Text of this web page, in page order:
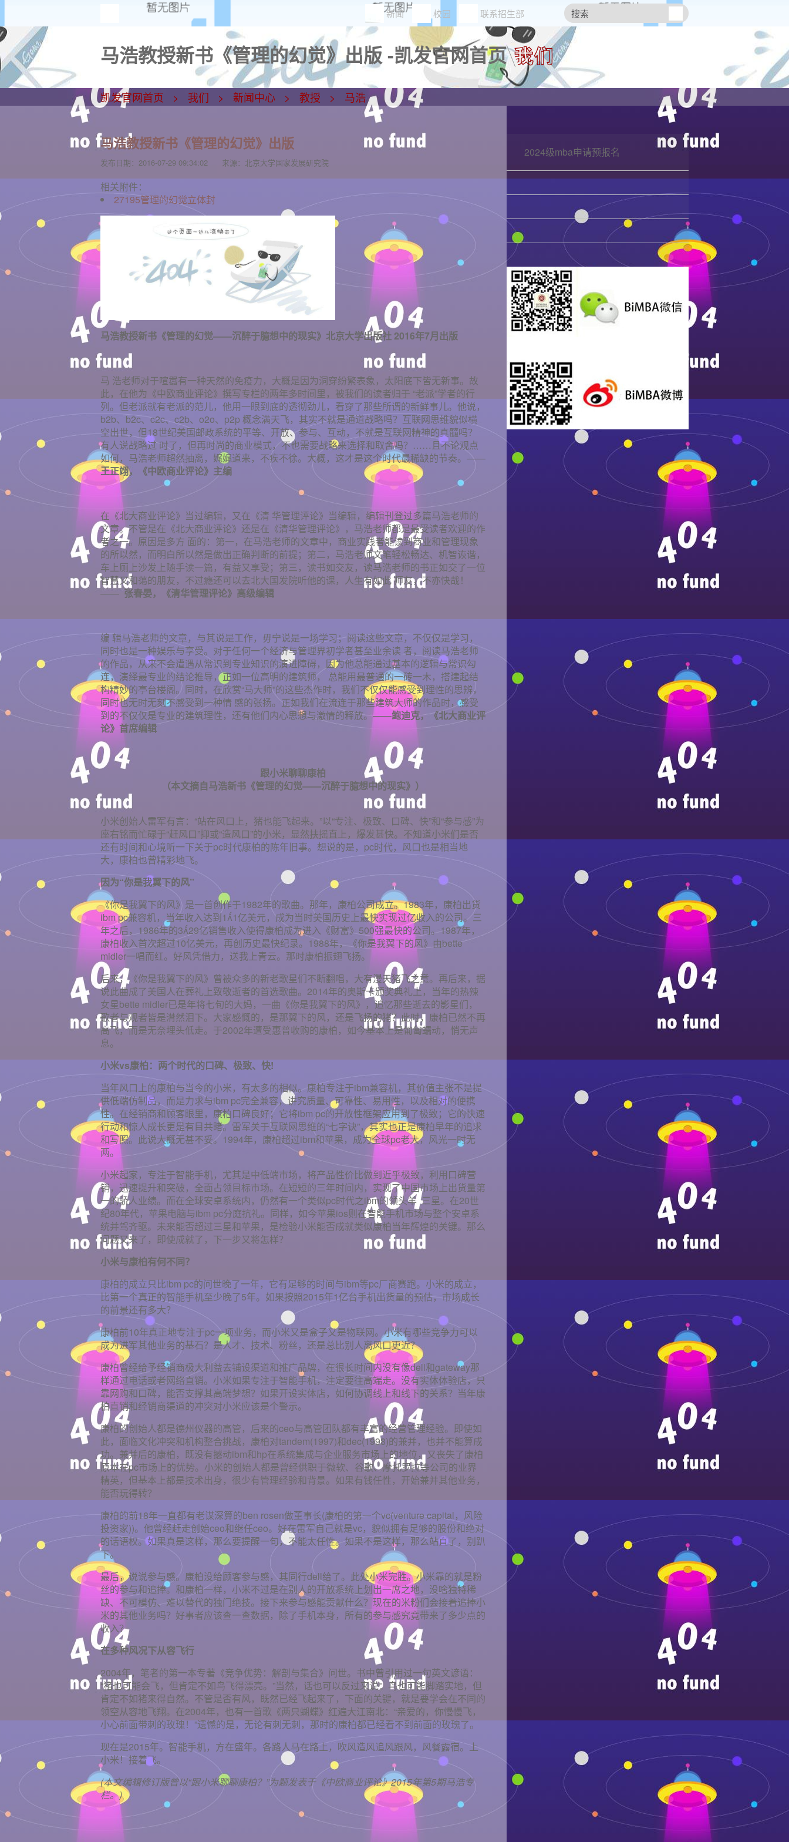
新闻 校园 联系招生部
马浩教授新书《管理的幻觉》出版 -凯发官网首页
凯发官网首页 我们 新闻中心 教授 马浩
马浩教授新书《管理的幻觉》出版
发布日期： 2016-07-29 09:34:02 来源： 北京大学国家发展研究院
相关附件：
27195管理的幻觉立体封
马浩教授新书《管理的幻觉——沉醉于臆想中的现实》北京大学出版社 2016年7月出版
马 浩老师对于喧嚣有一种天然的免疫力，大概是因为洞穿纷繁表象，太阳底下皆无新事。故
此，在他为《中欧商业评论》撰写专栏的两年多时间里，被我们的读者归于 “老派”学者的行
列。但老派就有老派的范儿，他用一眼到底的透彻劲儿，看穿了那些所谓的新鲜事儿。他说，
b2b、b2c、c2c、c2b、o2o、p2p 概念满天飞，其实不就是通道战略吗？互联网思维貌似横
空出世，但18世纪美国邮政系统的平等、开放、参与、互动，不就是互联网精神的真髓吗？
有人说战略过 时了，但再时尚的商业模式，不也需要战略来选择和取舍吗？……且不论观点
如何，马浩老师超然抽离，娓娓道来，不疾不徐。大概，这才是这个时代最稀缺的节奏。——
王正翊，《中欧商业评论》主编
在《北大商业评论》当过编辑，又在《清 华管理评论》当编辑，编辑刊登过多篇马浩老师的
文章。不管是在《北大商业评论》还是在《清华管理评论》，马浩老师都是最受读者欢迎的作
者之一。原因是多方 面的：第一，在马浩老师的文章中，商业实践者能读到商业和管理现象
的所以然，而明白所以然是做出正确判断的前提；第二，马浩老师文笔轻松畅达、机智诙谐，
车上厕上沙发上随手读一篇，有益又享受；第三，读书如交友，读马浩老师的书正如交了一位
智慧又和蔼的朋友，不过瘾还可以去北大国发院听他的课，人生有如此 师友，不亦快哉！
——张春晏，《清华管理评论》高级编辑
编 辑马浩老师的文章，与其说是工作，毋宁说是一场学习；阅读这些文章，不仅仅是学习，
同时也是一种娱乐与享受。对于任何一个经济与管理界初学者甚至业余读 者，阅读马浩老师
的作品，从来不会遭遇从常识到专业知识的演进障碍，因为他总能通过基本的逻辑与常识勾
连，演绎最专业的结论推导，正如一位高明的建筑师， 总能用最普通的一砖一木，搭建起结
构精妙的亭台楼阁。同时，在欣赏“马大师”的这些杰作时，我们不仅仅能感受到理性的思辨，
同时也无时无刻不感受到一种情 感的张扬。正如我们在流连于那些建筑大师的作品时，感受
到的不仅仅是专业的建筑理性，还有他们内心思想与激情的释放。——鲍迪克，《北大商业评
论》首席编辑
跟小米聊聊康柏
（本文摘自马浩新书《管理的幻觉——沉醉于臆想中的现实》）
小米创始人雷军有言：“站在风口上，猪也能飞起来。”以“专注、极致、口碑、快”和“参与感”为
座右铭而忙碌于“赶风口”抑或“造风口”的小米，显然扶摇直上，爆发甚快。不知道小米们是否
还有时间和心境听一下关于pc时代康柏的陈年旧事。想说的是，pc时代，风口也是相当地
大，康柏也曾精彩地飞。
因为“你是我翼下的风”
《你是我翼下的风》是一首创作于1982年的歌曲。那年，康柏公司成立。1983年，康柏出货
ibm pc兼容机，当年收入达到11亿美元，成为当时美国历史上最快实现过亿收入的公司。三
年之后，1986年的329亿销售收入使得康柏成为进入《财富》500强最快的公司。1987年，
康柏收入首次超过10亿美元，再创历史最快纪录。1988年，《你是我翼下的风》由bette
midler一唱而红。好风凭借力，送我上青云。那时康柏振翅飞扬。
后来，《你是我翼下的风》曾被众多的新老歌星们不断翻唱，大有漫天猪飞之意。再后来，据
说此曲成了美国人在葬礼上致敬逝者的首选歌曲。2014年的奥斯卡颁奖典礼上，当年的热辣
女星bette midler已是年将七旬的大妈，一曲《你是我翼下的风》，追忆那些逝去的影星们，
歌者与观者皆是潸然泪下。大家感慨的，是那翼下的风，还是飞扬的猪？此时，康柏已然不再
高飞，而是无奈埋头低走。于2002年遭受惠普收购的康柏，如今基本上是匍匐蠕动，悄无声
息。
小米vs康柏：两个时代的口碑、极致、快!
当年风口上的康柏与当今的小米，有太多的相似。康柏专注于ibm兼容机，其价值主张不是提
供低端仿制品，而是力求与ibm pc完全兼容，讲究质量、可靠性、易用性，以及相对的便携
性。在经销商和顾客眼里，康柏口碑良好；它将ibm pc的开放性框架应用到了极致；它的快速
行动和惊人成长更是有目共睹。雷军关于互联网思维的“七字诀”，其实也正是康柏早年的追求
和写照。此说大概无甚不妥。1994年，康柏超过ibm和苹果，成为全球pc老大，风光一时无
两。
小米起家，专注于智能手机，尤其是中低端市场，将产品性价比做到近乎极致，利用口碑营
销，迅速提升和突破，全面占领目标市场。在短短的三年时间内，实现了中国市场上出货量第
一的骄人业绩。而在全球安卓系统内，仍然有一个类似pc时代之ibm的领头羊 三星。在20世
纪80年代，苹果电脑与ibm pc分庭抗礼。同样，如今苹果ios则在智能手机市场与整个安卓系
统并驾齐驱。未来能否超过三星和苹果，是检验小米能否成就类似康柏当年辉煌的关键。那么
问题又来了，即使成就了，下一步又将怎样？
小米与康柏有何不同？
康柏的成立只比ibm pc的问世晚了一年，它有足够的时间与ibm等pc厂商赛跑。小米的成立，
比第一个真正的智能手机至少晚了5年。如果按照2015年1亿台手机出货量的预估，市场成长
的前景还有多大？
康柏前10年真正地专注于pc一项业务，而小米又是盒子又是物联网。小米有哪些竞争力可以
成为进军其他业务的基石？是人才、技术、粉丝，还是总比别人离风口更近？
康柏曾经给予经销商极大利益去铺设渠道和推广品牌，在很长时间内没有像dell和gateway那
样通过电话或者网络直销。小米如果专注于智能手机，注定要往高端走。没有实体体验店，只
靠网购和口碑，能否支撑其高端梦想？如果开设实体店，如何协调线上和线下的关系？当年康
柏直销和经销商渠道的冲突对小米应该是个警示。
康柏的创始人都是德州仪器的高管，后来的ceo与高管团队都有丰富的经营管理经验。即使如
此，面临文化冲突和机构整合挑战，康柏对tandem(1997)和dec(1998)的兼并，也并不能算成
功。兼并后的康柏，既没有撼动ibm和hp在系统集成与企业服务市场上的地位，又丧失了康柏
原本在pc市场上的优势。小米的创始人都是曾经供职于微软、谷歌、摩托罗拉等公司的业界
精英，但基本上都是技术出身，很少有管理经验和背景。如果有钱任性，开始兼并其他业务，
能否玩得转？
康柏的前18年一直都有老谋深算的ben rosen做董事长(康柏的第一个vc(venture capital，风险
投资家))。他曾经赶走创始ceo和继任ceo。好在雷军自己就是vc，貌似拥有足够的股份和绝对
的话语权。如果真是这样，那么要提醒一句，不能太任性。如果不是这样，那么站直了，别趴
下。
最后，说说参与感。康柏没给顾客参与感，其同行dell给了。此处小米完胜。小米靠的就是粉
丝的参与和追捧。和康柏一样，小米不过是在别人的开放系统上划出一席之地，没啥独特稀
缺、不可模仿、难以替代的独门绝技。接下来参与感能贡献什么？现在的米粉们会接着追捧小
米的其他业务吗？好事者应该查一查数据，除了手机本身，所有的参与感究竟带来了多少点的
收入？
在多种风况下从容飞行
2004年，笔者的第一本专著《竞争优势：解剖与集合》问世。书中曾引用过一句英文谚语：
“猪也可能会飞，但肯定不如鸟飞得漂亮。”当然，话也可以反过来说：鸟也可能脚踏实地，但
肯定不如猪来得自然。不管是否有风，既然已经飞起来了，下面的关键，就是要学会在不同的
领空从容地飞翔。在2004年，也有一首歌《两只蝴蝶》红遍大江南北：“亲爱的，你慢慢飞，
小心前面带刺的玫瑰！”遗憾的是，无论有刺无刺，那时的康柏都已经看不到前面的玫瑰了。
现在是2015年。智能手机，方在盛年。各路人马在路上，吹风造风追风跟风，风餐露宿。上
小米！接着飞。
(本文编辑修订版曾以“跟小米聊聊康柏？”为题发表于《中欧商业评论》2015年第5期马浩专
栏。)
2024级mba申请预报名